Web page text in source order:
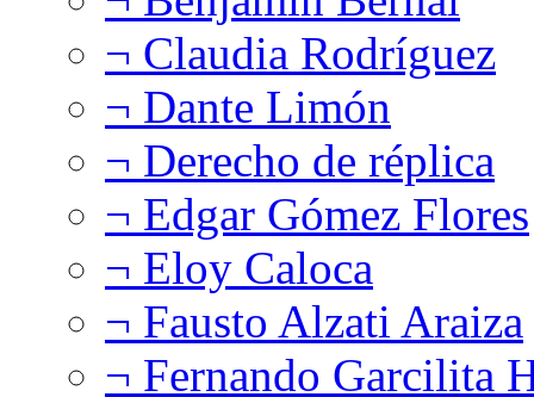
¬ Claudia Rodríguez
¬ Dante Limón
¬ Derecho de réplica
¬ Edgar Gómez Flores
¬ Eloy Caloca
¬ Fausto Alzati Araiza
¬ Fernando Garcilita